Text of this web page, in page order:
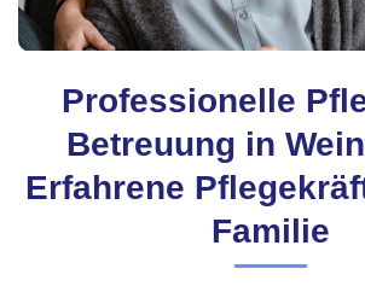
Professionelle
Betreuung in
Erfahrene
Familie